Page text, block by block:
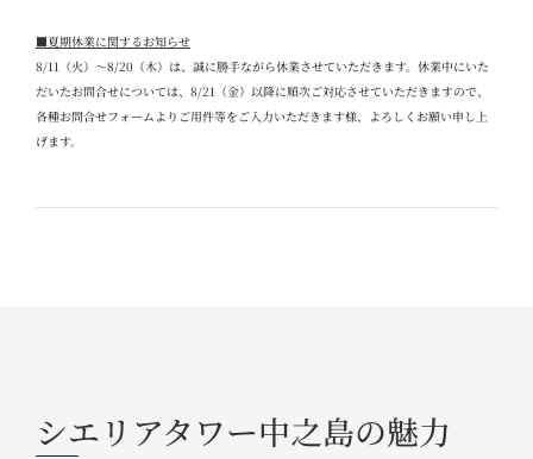
■夏期休業に関するお知らせ
8/11 （火）～8/20（木）は、誠に勝手ながら休業させていただきます。休業中にいた
だいたお問合せについては、 8/21 （金）以降に順次ご対応させていただきますので、
各種お問合せフォームよりご用件等をご入力いただきます様、よろしくお願い申し上
げます。
シエリアタワー中之島の魅力